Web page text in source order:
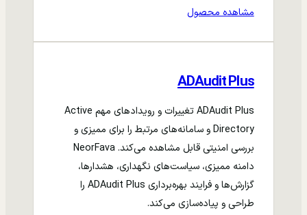
مشاهده محصول
ADAudit Plus
ADAudit Plus تغییرات و رویدادهای مهم Active
Directory و سامانه‌های مرتبط را برای ممیزی و
بررسی امنیتی قابل مشاهده می‌کند. NeorFava
دامنه ممیزی، سیاست‌های نگهداری، هشدارها،
گزارش‌ها و فرایند بهره‌برداری ADAudit Plus را
طراحی و پیاده‌سازی می‌کند.